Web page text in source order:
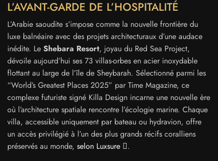
L’AVANT-GARDE DE L’HOSPITALITÉ
L’Arabie saoudite s’impose comme la nouvelle frontière du
luxe balnéaire avec des projets architecturaux d’une audace
inédite. Le Shebara Resort, joyau du Red Sea Project,
dévoile aujourd’hui ses 73 villas-orbes en acier inoxydable
flottant au large de l’île de Sheybarah. Sélectionné parmi les
“World’s Greatest Places 2025” par Time Magazine, ce
complexe futuriste signé Killa Design incarne une nouvelle ère
où l’architecture spatiale rencontre l’écologie marine. Chaque
villa, accessible uniquement par bateau ou hydravion, offre
un accès privilégié à l’un des plus grands récifs coralliens
préservés au monde, selon Luxsure
.